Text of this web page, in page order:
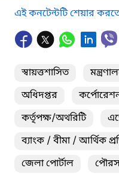
এই কনটেন্টটি শেয়ার
স্বায়ত্তশাসিত
অধিদপ্তর
কর্তৃপক্ষ/অথরিটি
ব্যাংক / বীমা / আর্থিক
জেলা পোর্টাল